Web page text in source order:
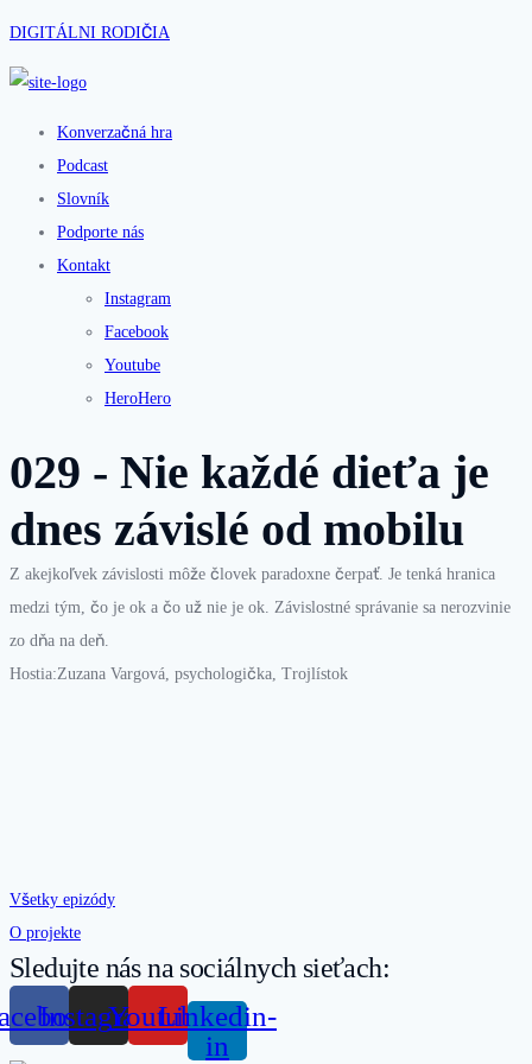
DIGITÁLNI RODIČIA
Konverzačná hra
Podcast
Slovník
Podporte nás
Kontakt
Instagram
Facebook
Youtube
HeroHero
029 - Nie každé dieťa je
dnes závislé od mobilu
Z akejkoľvek závislosti môže človek paradoxne čerpať. Je tenká hranica
medzi tým, čo je ok a čo už nie je ok. Závislostné správanie sa nerozvinie
zo dňa na deň.
Hostia:Zuzana Vargová, psychologička, Trojlístok
Všetky epizódy
O projekte
Sledujte nás na sociálnych sieťach:
InstagramYoutubeLinkedin-
in